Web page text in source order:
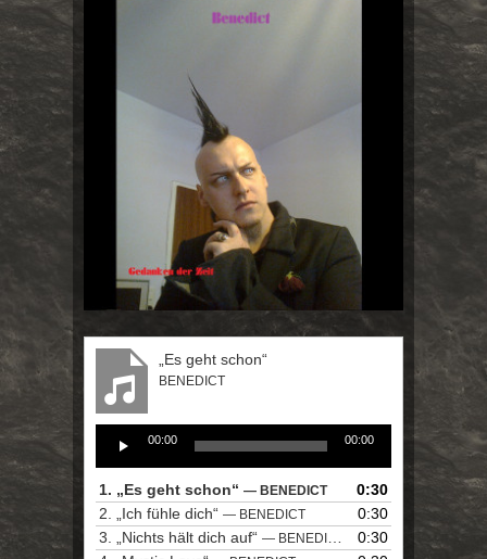
„Es geht schon“
BENEDICT
Player
00:00 00:00
1. „Es geht schon“— BENEDICT
0:30
2.
„Ich fühle dich“— BENEDICT
0:30
3.
„Nichts hält dich auf“— BENEDICT
0:30